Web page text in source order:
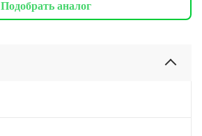
Подобрать аналог